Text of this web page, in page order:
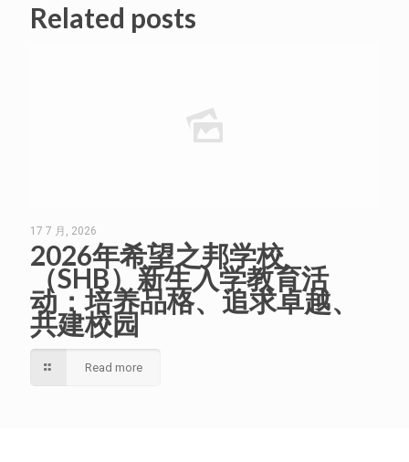
Related posts
17 7 月, 2026
2026年希望之邦学校
（SHB）新生入学教育活
动：培养品格、追求卓越、
共建校园
Read more